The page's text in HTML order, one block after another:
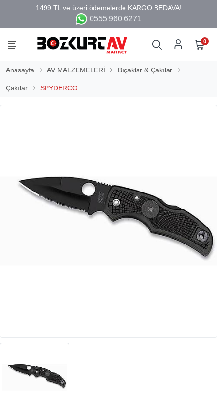
0555 960 6271
0
Anasayfa AV MALZEMELERİ Bıçaklar & Çakılar
Çakılar SPYDERCO